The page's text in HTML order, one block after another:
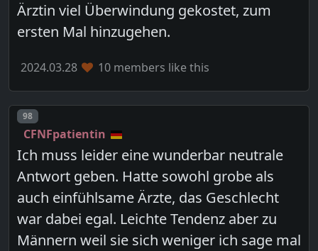
Ärztin viel Überwindung gekostet, zum
ersten Mal hinzugehen.
2024.03.28 10 members like this
Post number
98
CFNFpatientin
Ich muss leider eine wunderbar neutrale
Antwort geben. Hatte sowohl grobe als
auch einfühlsame Ärzte, das Geschlecht
war dabei egal. Leichte Tendenz aber zu
Männern weil sie sich weniger ich sage mal